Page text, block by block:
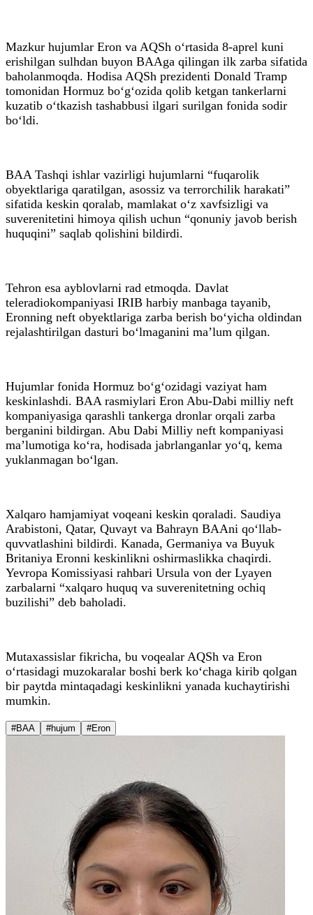
Mazkur hujumlar Eron va AQSh o‘rtasida 8-aprel kuni
erishilgan sulhdan buyon BAAga qilingan ilk zarba sifatida
baholanmoqda. Hodisa AQSh prezidenti Donald Tramp
tomonidan Hormuz bo‘g‘ozida qolib ketgan tankerlarni
kuzatib o‘tkazish tashabbusi ilgari surilgan fonida sodir
bo‘ldi.
BAA Tashqi ishlar vazirligi hujumlarni “fuqarolik
obyektlariga qaratilgan, asossiz va terrorchilik harakati”
sifatida keskin qoralab, mamlakat o‘z xavfsizligi va
suverenitetini himoya qilish uchun “qonuniy javob berish
huquqini” saqlab qolishini bildirdi.
Tehron esa ayblovlarni rad etmoqda. Davlat
teleradiokompaniyasi IRIB harbiy manbaga tayanib,
Eronning neft obyektlariga zarba berish bo‘yicha oldindan
rejalashtirilgan dasturi bo‘lmaganini ma’lum qilgan.
Hujumlar fonida Hormuz bo‘g‘ozidagi vaziyat ham
keskinlashdi. BAA rasmiylari Eron Abu-Dabi milliy neft
kompaniyasiga qarashli tankerga dronlar orqali zarba
berganini bildirgan. Abu Dabi Milliy neft kompaniyasi
ma’lumotiga ko‘ra, hodisada jabrlanganlar yo‘q, kema
yuklanmagan bo‘lgan.
Xalqaro hamjamiyat voqeani keskin qoraladi. Saudiya
Arabistoni, Qatar, Quvayt va Bahrayn BAAni qo‘llab-
quvvatlashini bildirdi. Kanada, Germaniya va Buyuk
Britaniya Eronni keskinlikni oshirmaslikka chaqirdi.
Yevropa Komissiyasi rahbari Ursula von der Lyayen
zarbalarni “xalqaro huquq va suverenitetning ochiq
buzilishi” deb baholadi.
Mutaxassislar fikricha, bu voqealar AQSh va Eron
o‘rtasidagi muzokaralar boshi berk ko‘chaga kirib qolgan
bir paytda mintaqadagi keskinlikni yanada kuchaytirishi
mumkin.
#BAA #hujum #Eron